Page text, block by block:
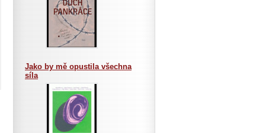
Jako by mě opustila všechna
síla